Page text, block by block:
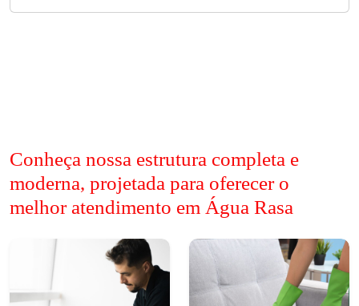
Conheça nossa estrutura completa e
moderna, projetada para oferecer o
melhor atendimento em Água Rasa